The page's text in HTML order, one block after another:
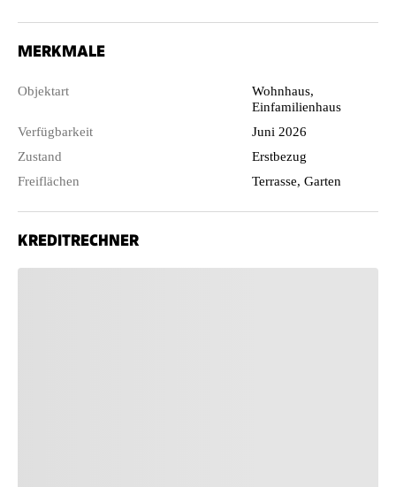
MERKMALE
Objektart
Wohnhaus,
Einfamilienhaus
Verfügbarkeit
Juni 2026
Zustand
Erstbezug
Freiflächen
Terrasse, Garten
KREDITRECHNER